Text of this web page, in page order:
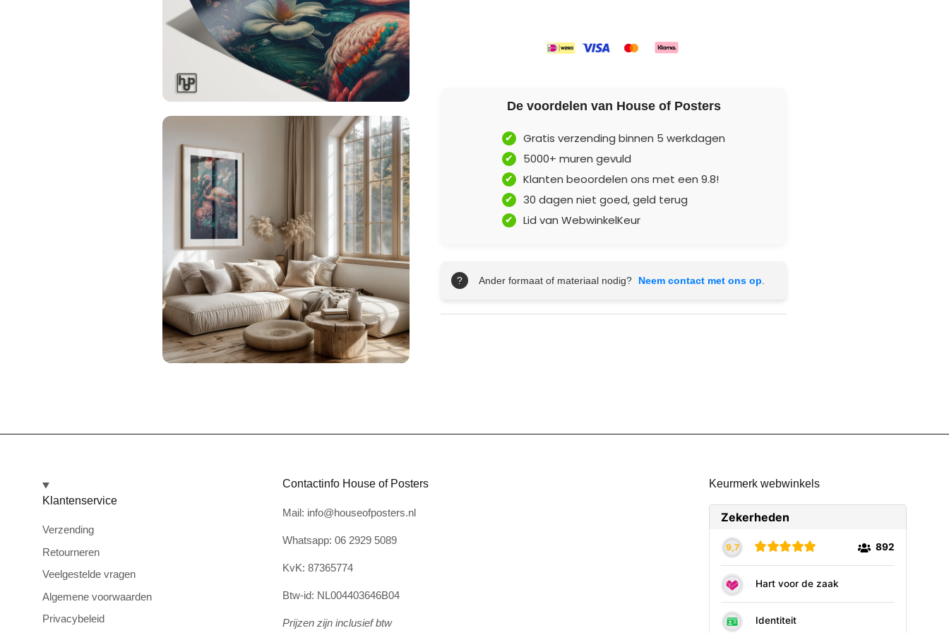
De voordelen van House of Posters
Gratis verzending binnen 5 werkdagen
5000+ muren gevuld
Klanten beoordelen ons met een 9.8!
30 dagen niet goed, geld terug
Lid van WebwinkelKeur
? Ander formaat of materiaal nodig? Neem contact met ons op.
Klantenservice
Verzending
Retourneren
Veelgestelde vragen
Algemene voorwaarden
Privacybeleid
Contactinfo House of Posters
Mail: info@houseofposters.nl
Whatsapp: 06 2929 5089
KvK: 87365774
Btw-id: NL004403646B04
Prijzen zijn inclusief btw
Keurmerk webwinkels